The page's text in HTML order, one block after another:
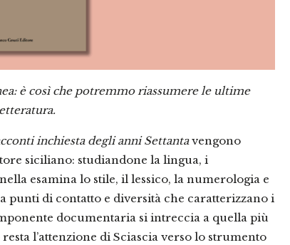
è così che potremmo riassumere le ultime
inchiesta degli anni Settantavengono
siciliano: studiandone la lingua, i
esamina lo stile, il lessico, la numerologia e
punti di contatto e diversità che caratterizzano i
documentaria si intreccia a quella più
l’attenzione di Sciascia verso lo strumento